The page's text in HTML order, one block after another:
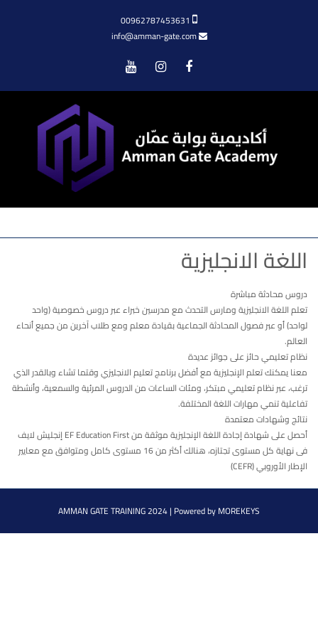
info@amman-gate.com
اللغة الانجليزية
دروس محادثة مباشرة
تعلم اللغة الانجليزية ومارس التحدث مع مدرسين خبراء عبر دروس خصوصية (واحد
لواحد) أو عبر فصول المحادثة الجماعية بقيادة معلم ومع طلاب آخرين من جميع أنحاء
العالم.
نظام تعليمي حائز على جوائز عديدة
معنا يمكنك تعلم الإنجليزية مع أفضل برنامج تعليم الانجليزي وقتما تشاء وبالقدر الذي
ترغب، عبر نظام تعليمي مبتكر، ومئات الساعات من الدروس المرئية والسمعية، وأنشطة
تفاعلية تنمي مهارات اللغة المختلفة.
نتائج وشهادات معتمدة
أحصل على شهادة إجادة اللغة الإنجليزية موثقة من EF Education First إنجليش لايف
فى نهاية كل مستوى تجتازه، هنالك أكثر من 16 مستوى كامل ومتوافق مع معايير
الإطار الأوروبي (CEFR)
AMMAN GATE TRAINING 2024 | Powered byMOREKEYS